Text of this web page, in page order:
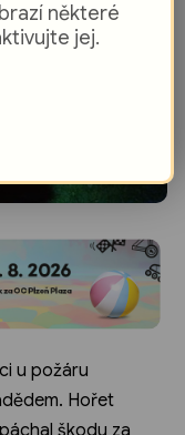
u požáru
Hořet
škodu za
některé
jej.